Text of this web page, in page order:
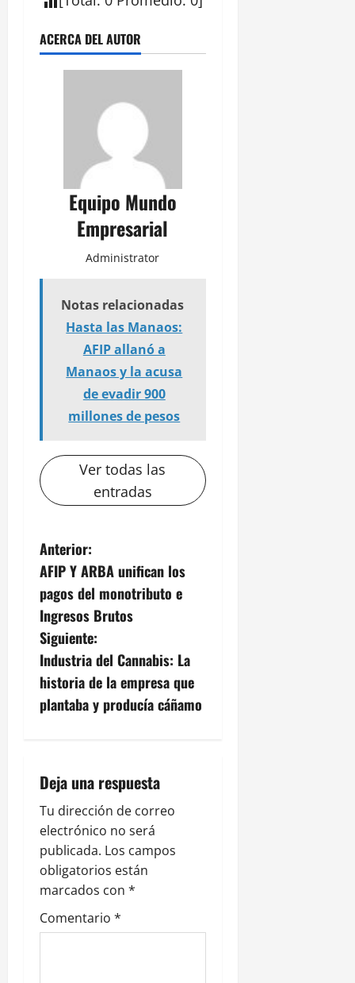
ACERCA DEL AUTOR
Equipo Mundo
Empresarial
Administrator
Notas relacionadas
Hasta las Manaos:
AFIP allanó a
Manaos y la acusa
de evadir 900
millones de pesos
Ver todas las
entradas
N
a
v
e
g
a
i
ó
n
d
e
Anterior:
AFIP Y ARBA unifican los
pagos del monotributo e
Ingresos Brutos
Siguiente:
Industria del Cannabis: La
historia de la empresa que
plantaba y producía cáñamo
Deja una respuesta
Tu dirección de correo
electrónico no será
publicada. Los campos
obligatorios están
marcados con *
Comentario *